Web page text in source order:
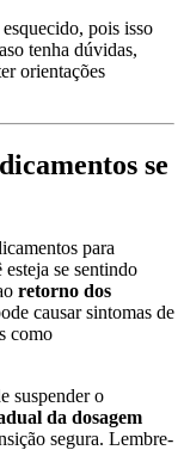
pois isso
tenha dúvidas,
orientações
se
para
se sentindo
retorno dos
causar sintomas de
como
suspender o
da dosagem
segura. Lembre-